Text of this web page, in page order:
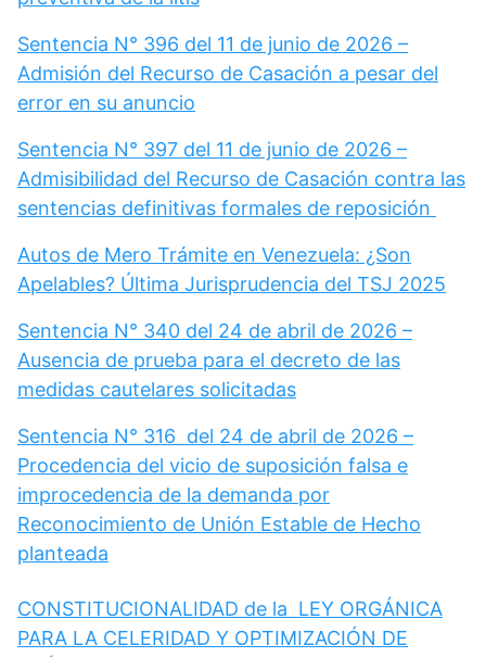
Sentencia N° 396 del 11 de junio de 2026 –
Admisión del Recurso de Casación a pesar del
error en su anuncio
Sentencia N° 397 del 11 de junio de 2026 –
Admisibilidad del Recurso de Casación contra las
sentencias definitivas formales de reposición
Autos de Mero Trámite en Venezuela: ¿Son
Apelables? Última Jurisprudencia del TSJ 2025
Sentencia N° 340 del 24 de abril de 2026 –
Ausencia de prueba para el decreto de las
medidas cautelares solicitadas
Sentencia N° 316 del 24 de abril de 2026 –
Procedencia del vicio de suposición falsa e
improcedencia de la demanda por
Reconocimiento de Unión Estable de Hecho
planteada
CONSTITUCIONALIDAD de la LEY ORGÁNICA
PARA LA CELERIDAD Y OPTIMIZACIÓN DE